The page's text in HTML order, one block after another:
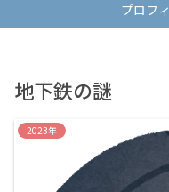
プロフ
地下鉄の謎
2023年